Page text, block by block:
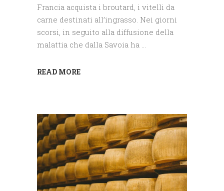
Francia acquista i broutard, i vitelli da
carne destinati all’ingrasso. Nei giorni
scorsi, in seguito alla diffusione della
malattia che dalla Savoia ha
READ MORE